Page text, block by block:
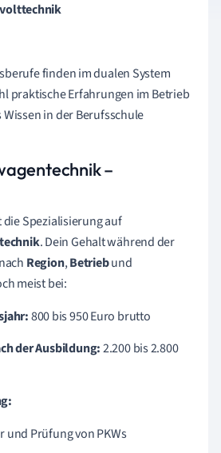
finden im dualen System
praktische Erfahrungen im Betrieb
in der Berufsschule
–
die Spezialisierung auf
. Dein Gehalt während der
Region,Betriebund
meist bei:
800 bis 950 Euro brutto
der Ausbildung:2.200 bis 2.800
und Prüfung von PKWs